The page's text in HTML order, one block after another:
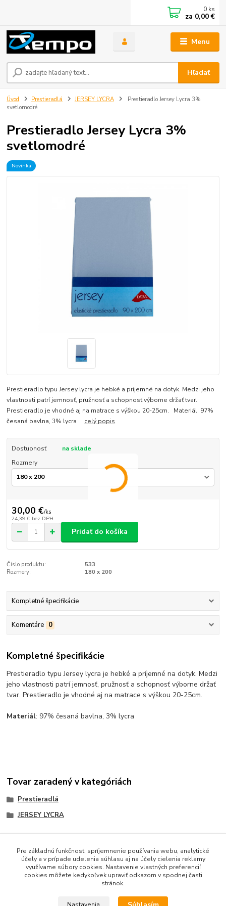
Menu
Hľadať
0 ks
za 0,00 €
Úvod Prestieradlá JERSEY LYCRA
Prestieradlo Jersey Lycra 3%
svetlomodré
Prestieradlo Jersey Lycra 3%
svetlomodré
Novinka
Prestieradlo typu Jersey lycra je hebké a príjemné na dotyk. Medzi jeho
vlastnosti patrí jemnosť, pružnosť a schopnosť výborne držať tvar.
Prestieradlo je vhodné aj na matrace s výškou 20-25cm. Materiál: 97%
česaná bavlna, 3% lycra celý popis
Dostupnosť
na sklade
Rozmery
30,00 €/ks
24,39 € bez DPH
Pridať do košíka
Číslo produktu:
533
Rozmery:
180 x 200
Kompletné špecifikácie
Komentáre 0
Kompletné špecifikácie
Prestieradlo typu Jersey lycra je hebké a príjemné na dotyk. Medzi
jeho vlastnosti patrí jemnosť, pružnosť a schopnosť výborne držať
tvar. Prestieradlo je vhodné aj na matrace s výškou 20-25cm.
Materiál: 97% česaná bavlna, 3% lycra
Tovar zaradený v kategóriách
Prestieradlá
JERSEY LYCRA
Obsah webovej stránky je možné používať len so súhlasom
majiteľa.
Pre základnú funkčnosť, spríjemnenie používania webu, analytické
účely a v prípade udelenia súhlasu aj na účely cielenia reklamy
využívame súbory cookies. Nastavenie vlastných preferencií
cookies môžete kedykoľvek upraviť odkazom v spodnej časti
stránok.